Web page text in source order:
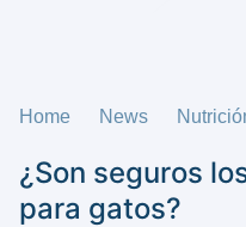
Home News
¿Son seguros
para gatos?